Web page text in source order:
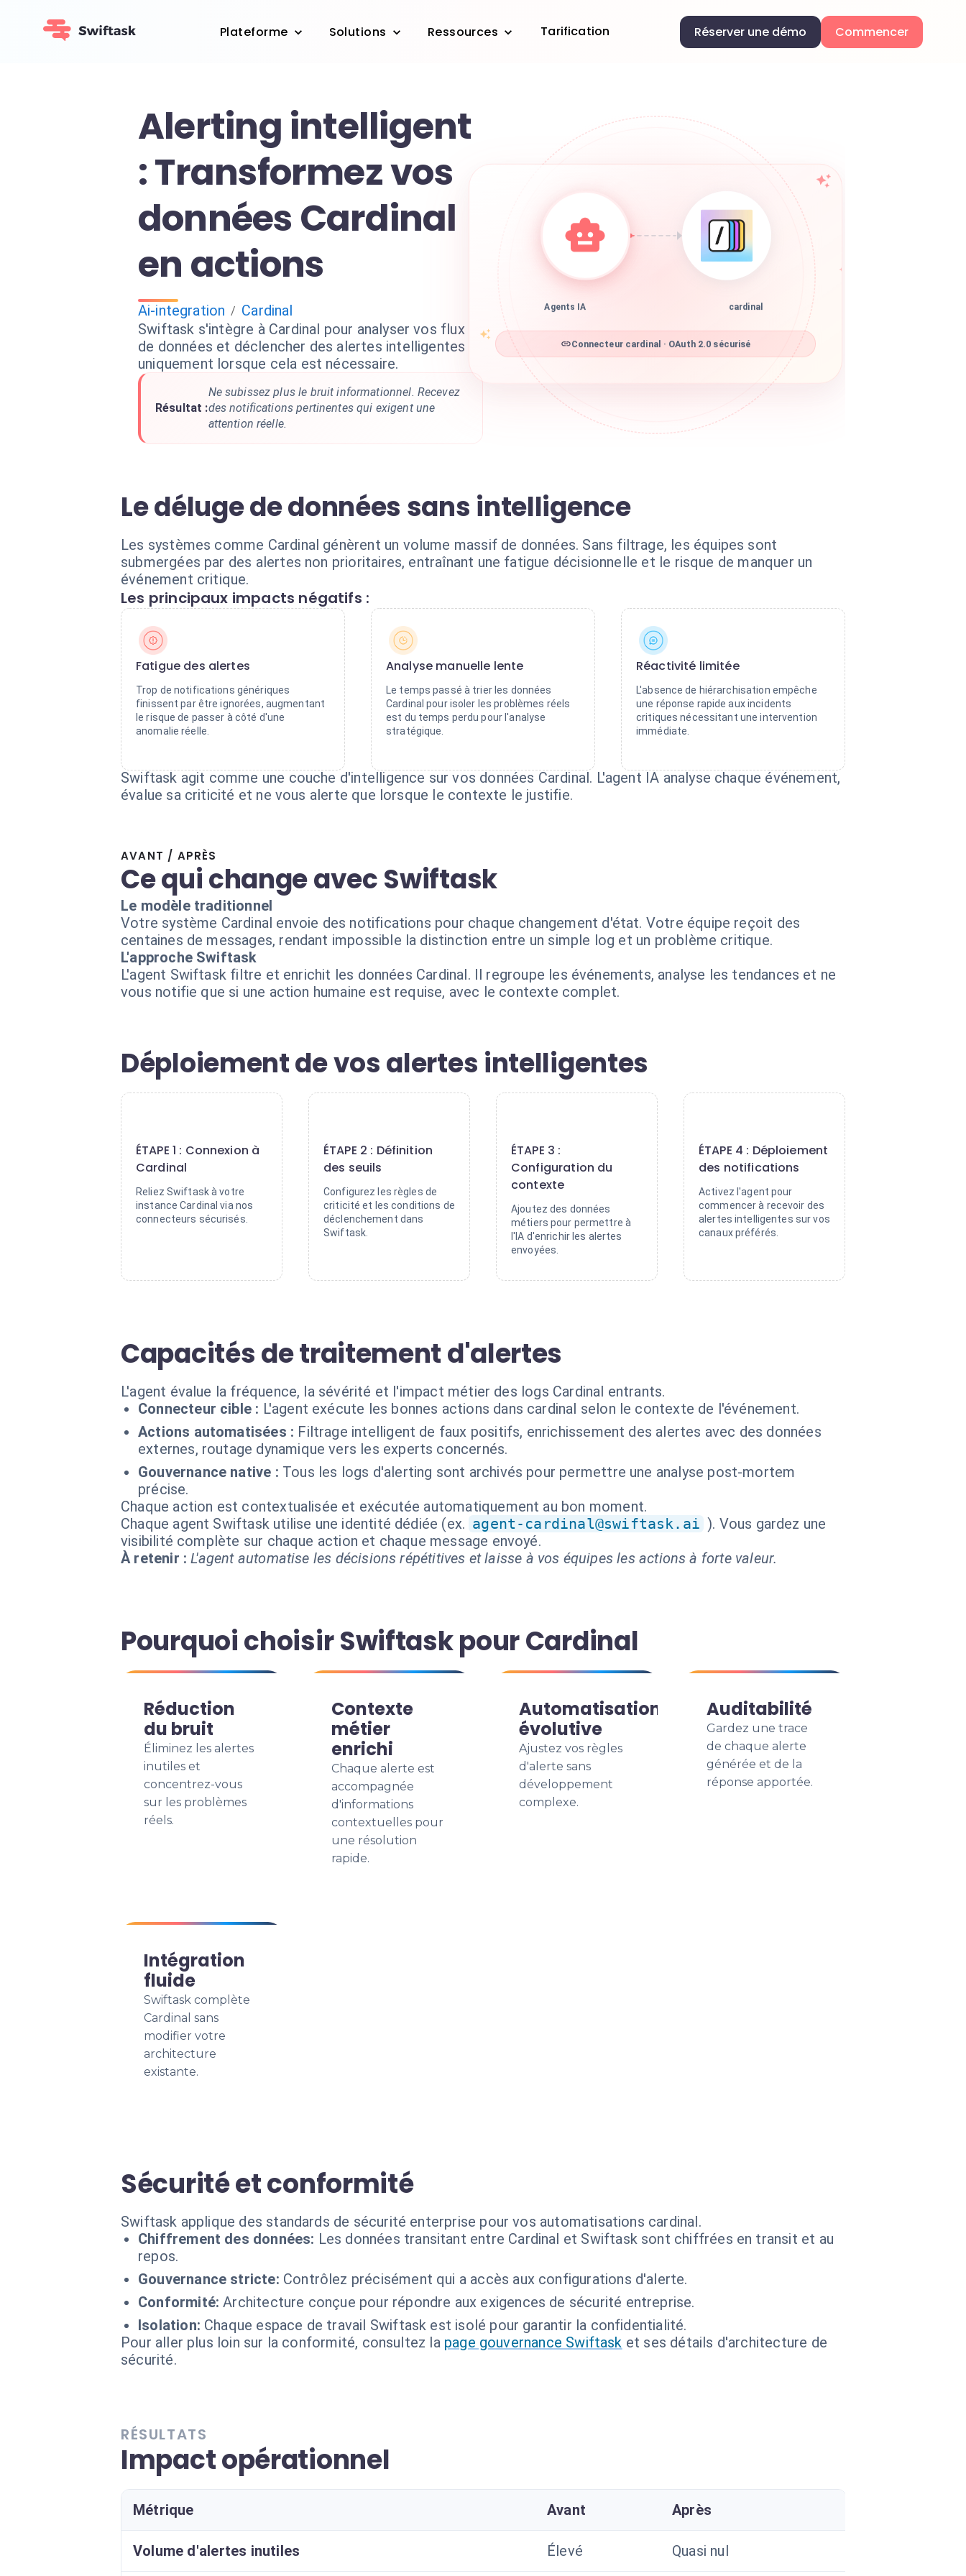
Plateforme Solutions Ressources Tarification Réserver une démo Commencer
Alerting intelligent
: Transformez vos
données Cardinal
en actions
Ai-integration / Cardinal
Swiftask s'intègre à Cardinal pour analyser vos flux
de données et déclencher des alertes intelligentes
uniquement lorsque cela est nécessaire.
Résultat :
Ne subissez plus le bruit informationnel. Recevez
des notifications pertinentes qui exigent une
attention réelle.
cardinal
Connecteur cardinal · OAuth 2.0 sécurisé
Le déluge de données sans intelligence
Les systèmes comme Cardinal génèrent un volume massif de données. Sans filtrage, les équipes sont
submergées par des alertes non prioritaires, entraînant une fatigue décisionnelle et le risque de manquer un
événement critique.
Les principaux impacts négatifs :
Fatigue des alertes
Trop de notifications génériques
finissent par être ignorées, augmentant
le risque de passer à côté d'une
anomalie réelle.
Analyse manuelle lente
Le temps passé à trier les données
Cardinal pour isoler les problèmes réels
est du temps perdu pour l'analyse
stratégique.
Réactivité limitée
L'absence de hiérarchisation empêche
une réponse rapide aux incidents
critiques nécessitant une intervention
immédiate.
Swiftask agit comme une couche d'intelligence sur vos données Cardinal. L'agent IA analyse chaque événement,
évalue sa criticité et ne vous alerte que lorsque le contexte le justifie.
AVANT / APRÈS
Ce qui change avec Swiftask
Le modèle traditionnel
Votre système Cardinal envoie des notifications pour chaque changement d'état. Votre équipe reçoit des
centaines de messages, rendant impossible la distinction entre un simple log et un problème critique.
L'approche Swiftask
L'agent Swiftask filtre et enrichit les données Cardinal. Il regroupe les événements, analyse les tendances et ne
vous notifie que si une action humaine est requise, avec le contexte complet.
Déploiement de vos alertes intelligentes
ÉTAPE 1 : Connexion à
Cardinal
Reliez Swiftask à votre
instance Cardinal via nos
connecteurs sécurisés.
ÉTAPE 2 : Définition
des seuils
Configurez les règles de
criticité et les conditions de
déclenchement dans
Swiftask.
ÉTAPE 3 :
Configuration du
contexte
Ajoutez des données
métiers pour permettre à
l'IA d'enrichir les alertes
envoyées.
ÉTAPE 4 : Déploiement
des notifications
Activez l'agent pour
commencer à recevoir des
alertes intelligentes sur vos
canaux préférés.
Capacités de traitement d'alertes
L'agent évalue la fréquence, la sévérité et l'impact métier des logs Cardinal entrants.
Connecteur cible : L'agent exécute les bonnes actions dans cardinal selon le contexte de l'événement.
Actions automatisées : Filtrage intelligent de faux positifs, enrichissement des alertes avec des données
externes, routage dynamique vers les experts concernés.
Gouvernance native : Tous les logs d'alerting sont archivés pour permettre une analyse post-mortem
précise.
Chaque action est contextualisée et exécutée automatiquement au bon moment.
Chaque agent Swiftask utilise une identité dédiée (ex. agent-cardinal@swiftask.ai ). Vous gardez une
visibilité complète sur chaque action et chaque message envoyé.
À retenir : L'agent automatise les décisions répétitives et laisse à vos équipes les actions à forte valeur.
Pourquoi choisir Swiftask pour Cardinal
Réduction
du bruit
Éliminez les alertes
inutiles et
concentrez-vous
sur les problèmes
réels.
Contexte
métier
enrichi
Chaque alerte est
accompagnée
d'informations
contextuelles pour
une résolution
rapide.
Automatisation
évolutive
Ajustez vos règles
d'alerte sans
développement
complexe.
Auditabilité
Gardez une trace
de chaque alerte
générée et de la
réponse apportée.
Intégration
fluide
Swiftask complète
Cardinal sans
modifier votre
architecture
existante.
Sécurité et conformité
Swiftask applique des standards de sécurité enterprise pour vos automatisations cardinal.
Chiffrement des données: Les données transitant entre Cardinal et Swiftask sont chiffrées en transit et au
repos.
Gouvernance stricte: Contrôlez précisément qui a accès aux configurations d'alerte.
Conformité: Architecture conçue pour répondre aux exigences de sécurité entreprise.
Isolation: Chaque espace de travail Swiftask est isolé pour garantir la confidentialité.
Pour aller plus loin sur la conformité, consultez la page gouvernance Swiftask et ses détails d'architecture de
sécurité.
RÉSULTATS
Impact opérationnel
Métrique Avant Après
Volume d'alertes inutiles Élevé Quasi nul